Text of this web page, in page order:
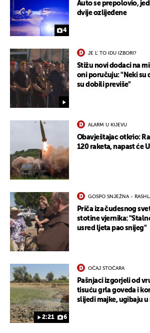
4
Auto se prepolovio,
dvije ozlijeđene
JE L' TO IDU IZBORI?
Stižu novi dodaci na
oni poručuju: "Neki su
su dobili previše"
ALARM U KIJEVU
Obavještajac otkrio:
120 raketa, napast će
GOSPO SNJEŽNA -
Priča iza čudesnog
stotine vjernika:
usred ljeta pao snijeg"
2:21 6
OČAJ STOČARA
Pašnjaci izgorjeli od
tisuću grla goveda i
slijedi majke, ugibaju